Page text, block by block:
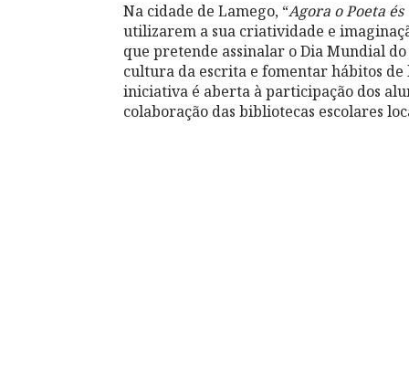
Na cidade de Lamego, “Agora o Poeta és
utilizarem a sua criatividade e
que pretende assinalar o Dia Mundial
cultura da escrita e fomentar hábitos
iniciativa é aberta à participação dos
colaboração das bibliotecas escolares